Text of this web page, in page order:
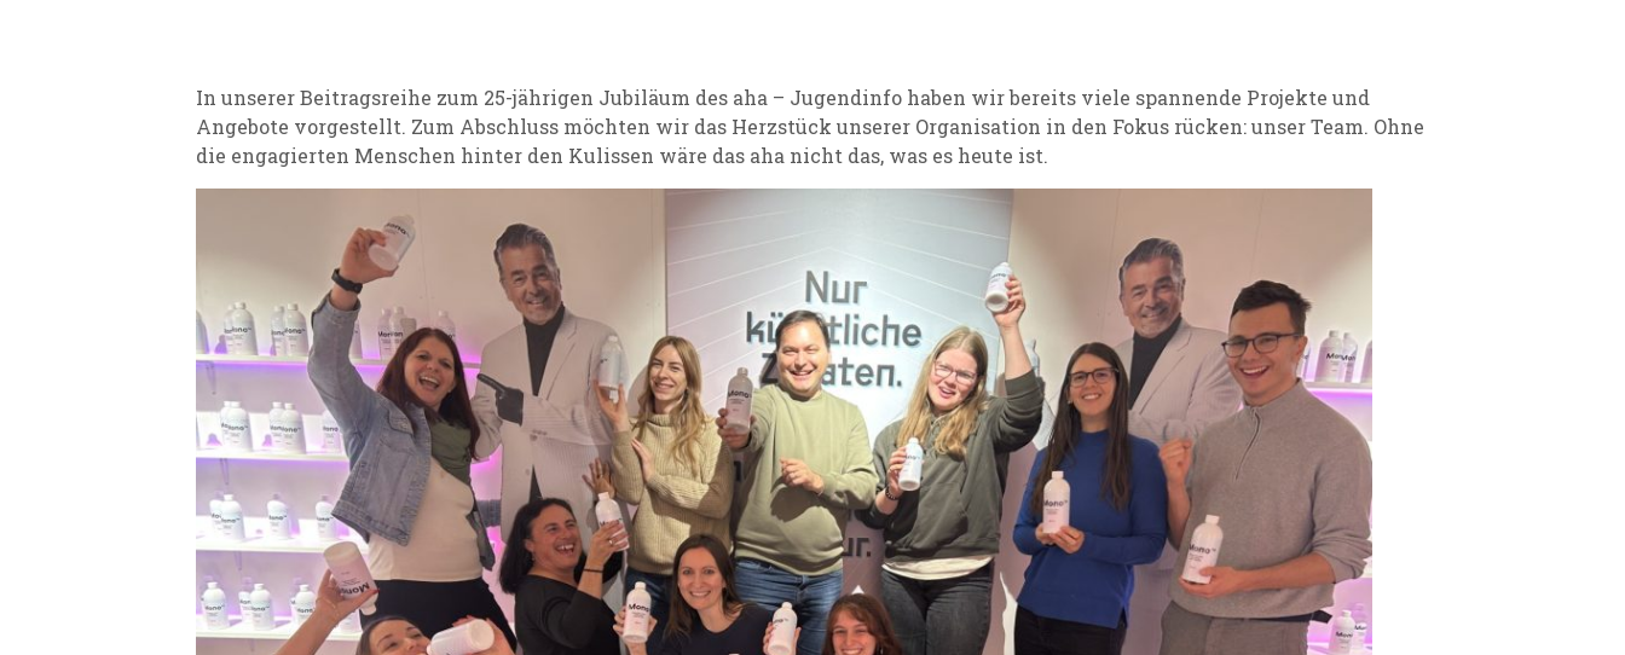
In unserer Beitragsreihe zum 25-jährigen Jubiläum des aha – Jugendinfo haben wir bereits viele spannende Projekte und
Angebote vorgestellt. Zum Abschluss möchten wir das Herzstück unserer Organisation in den Fokus rücken: unser Team. Ohne
die engagierten Menschen hinter den Kulissen wäre das aha nicht das, was es heute ist.